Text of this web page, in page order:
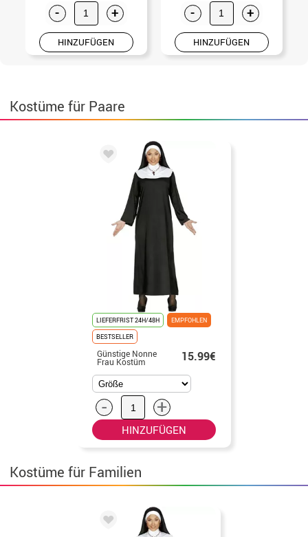
- +
HINZUFÜGEN
- +
HINZUFÜGEN
Kostüme für Paare
LIEFERFRIST 24H/48H
EMPFOHLEN
BESTSELLER
Günstige Nonne
Frau Kostüm 15.99€
- +
HINZUFÜGEN
Kostüme für Familien